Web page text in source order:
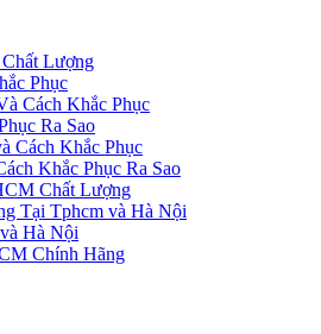
Lượng
Phục
Cách Khắc Phục
Ra Sao
Cách Khắc Phục
Khắc Phục Ra Sao
Chất Lượng
Tại Tphcm và Hà Nội
Hà Nội
Chính Hãng